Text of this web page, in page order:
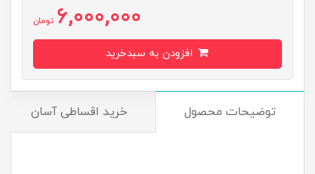
6,000,000 تومان
توضیحات محصول خرید اقساطی آسان